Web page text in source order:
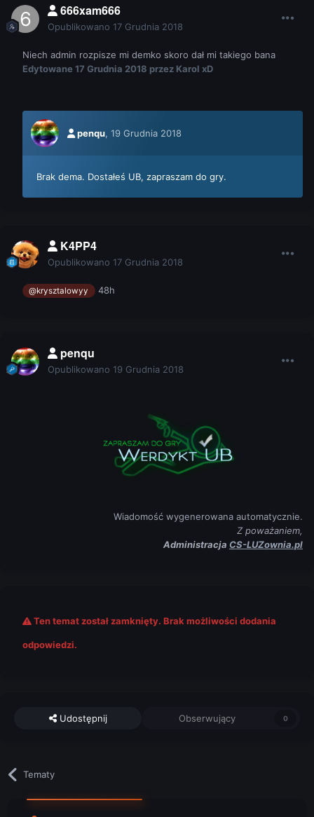
666xam666
Opublikowano 17 Grudnia 2018
Niech admin rozpisze mi demko skoro dał mi takiego bana
Edytowane 17 Grudnia 2018 przez Karol xD
penqu, 19 Grudnia 2018
Brak dema. Dostałeś UB, zapraszam do gry.
K4PP4
Opublikowano 17 Grudnia 2018
@krysztalowyy 48h
penqu
Opublikowano 19 Grudnia 2018
Wiadomość wygenerowana automatycznie.
Z poważaniem,
Administracja CS-LUZownia.pl
Ten temat został zamknięty. Brak możliwości dodania
odpowiedzi.
Udostępnij Obserwujący 0
Tematy